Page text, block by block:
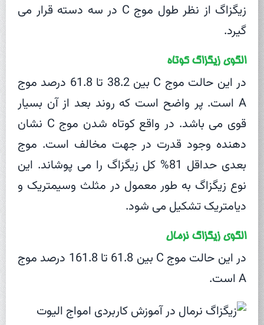
زیگزاگ از نظر طول موج C در سه دسته قرار می
گیرد.
الگوی زیگزاگ کوتاه
در این حالت موج C بین 38.2 تا 61.8 درصد موج
A است. پر واضح است که روند بعد از آن بسیار
قوی می باشد. در واقع کوتاه شدن موج C نشان
دهنده وجود قدرت در جهت مخالف است. موج
بعدی حداقل 81% کل زیگزاگ را می پوشاند. این
نوع زیگزاگ به طور معمول در مثلث وسیمتریک و
دیامتریک تشکیل می شود.
الگوی زیگزاگ نرمال
در این حالت موج C بین 61.8 تا 161.8 درصد موج
A است.